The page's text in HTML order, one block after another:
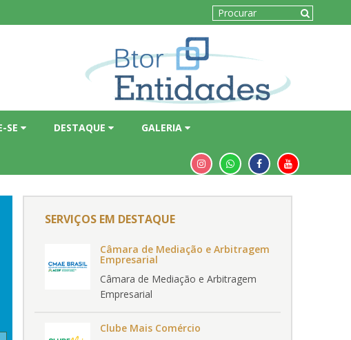
SE DESTAQUE GALERIA
SERVIÇOS EM DESTAQUE
Câmara de Mediação e Arbitragem
Empresarial
Câmara de Mediação e Arbitragem
Empresarial
Clube Mais Comércio